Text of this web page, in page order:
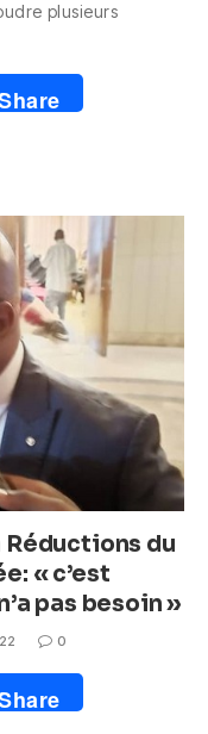
plusieurs
Réductions du
« c’est
pas besoin »
0